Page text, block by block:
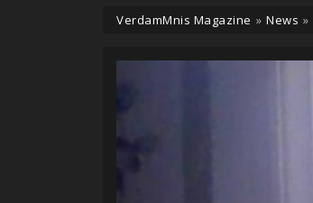
VerdamMnis Magazine » News »